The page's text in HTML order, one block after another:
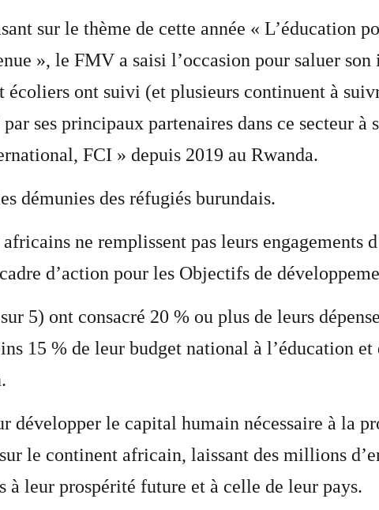
sur le thème de cette année « L’éducation
», le FMV a saisi l’occasion pour saluer
ont suivi (et plusieurs continuent à
ses principaux partenaires dans ce secteur
FCI » depuis 2019 au Rwanda.
démunies des réfugiés burundais.
ne remplissent pas leurs engagements
d’action pour les Objectifs de
5) ont consacré 20 % ou plus de leurs
15 % de leur budget national à l’éducation
développer le capital humain nécessaire à la
le continent africain, laissant des millions
à leur prospérité future et à celle de leur pays.